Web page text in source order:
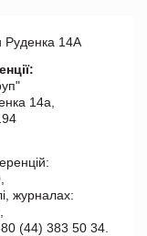
Руденка 14А
14а,
журналах:
(44) 383 50 34.